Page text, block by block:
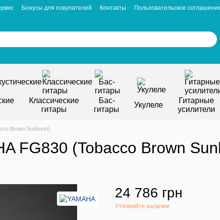
Бонусы для покупателей Контакты
Пользовательское
Классические
гитары
Бас-
гитары
Укулеле
Гитарные
усилители
Brown Sunburst)
FG830 (Tobacco Brown
24 786 грн
Уточняйте наличие